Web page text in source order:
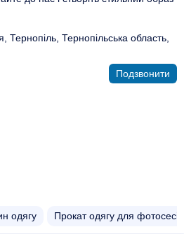
Тернопіль, Тернопільська область,
Подзвонити
одягу Прокат одягу для фотосесій